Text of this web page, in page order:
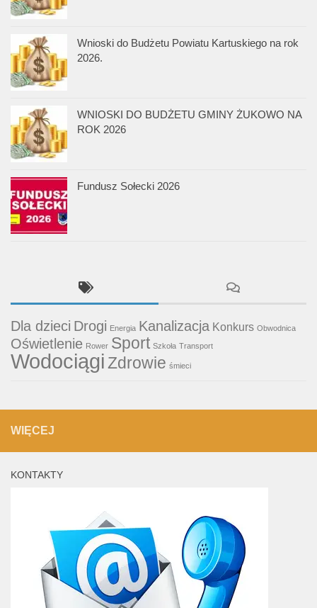
Wnioski do Budżetu Powiatu Kartuskiego na rok
2026.
WNIOSKI DO BUDŻETU GMINY ŻUKOWO NA
ROK 2026
Fundusz Sołecki 2026
Dla dzieci Drogi Energia Kanalizacja Konkurs Obwodnica
Oświetlenie Rower Sport Szkoła Transport
WodociągiZdrowie śmieci
WIĘCEJ
KONTAKTY